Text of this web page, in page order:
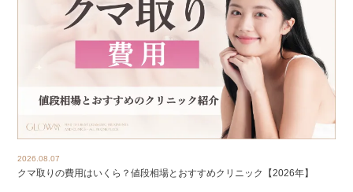
2026.08.07
クマ取りの費用はいくら？値段相場とおすすめクリニック【2026年】